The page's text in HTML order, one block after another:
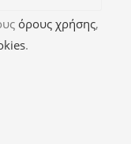
όρους χρήσης,
.